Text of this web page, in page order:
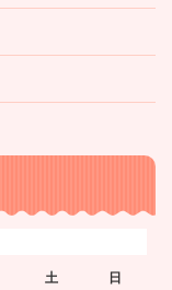
土 日